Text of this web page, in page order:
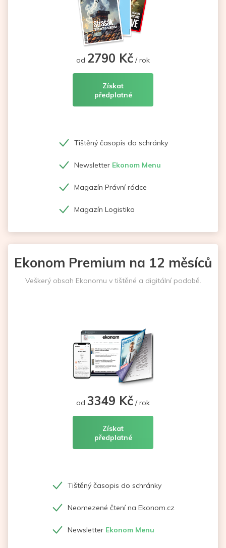
od 2790 Kč / rok
Získat
předplatné
Tištěný časopis do schránky
Newsletter Ekonom Menu
Magazín Právní rádce
Magazín Logistika
Ekonom Premium na 12 měsíců
Veškerý obsah Ekonomu v tištěné a digitální podobě.
od 3349 Kč / rok
Získat
předplatné
Tištěný časopis do schránky
Neomezené čtení na Ekonom.cz
Newsletter Ekonom Menu